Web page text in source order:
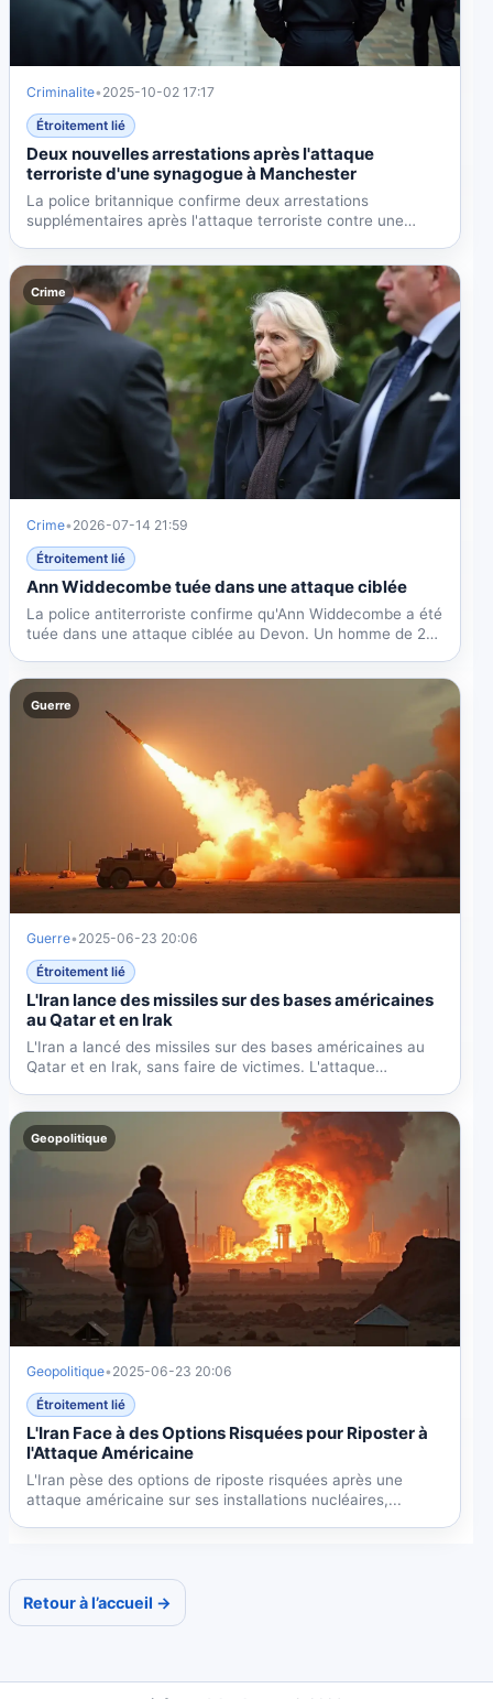
Criminalite• 2025-10-02 17:17
Étroitement lié
Deux nouvelles arrestations après l'attaque
terroriste d'une synagogue à Manchester
La police britannique confirme deux arrestations
supplémentaires après l'attaque terroriste contre une
Crime
Crime• 2026-07-14 21:59
Étroitement lié
Ann Widdecombe tuée dans une attaque ciblée
La police antiterroriste confirme qu'Ann Widdecombe a été
tuée dans une attaque ciblée au Devon. Un homme de 28
Guerre
Guerre• 2025-06-23 20:06
Étroitement lié
L'Iran lance des missiles sur des bases américaines
au Qatar et en Irak
L'Iran a lancé des missiles sur des bases américaines au
Qatar et en Irak, sans faire de victimes. L'attaque
Geopolitique
Geopolitique• 2025-06-23 20:06
Étroitement lié
L'Iran Face à des Options Risquées pour Riposter à
l'Attaque Américaine
L'Iran pèse des options de riposte risquées après une
attaque américaine sur ses installations nucléaires,...
Retour à l’accueil →